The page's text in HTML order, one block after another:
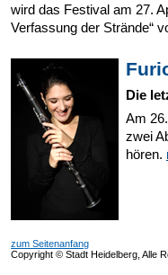
wird das Festival am 27.
Verfassung der Strände“
Die
Am
zwei
hören.
zum Seitenanfang
Copyright © Stadt Heidelberg, Alle